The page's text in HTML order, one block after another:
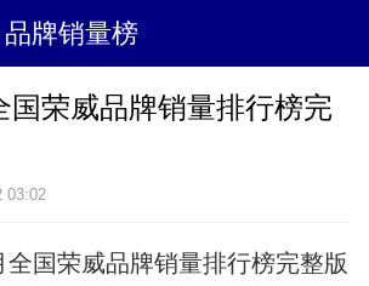
品牌销量榜
国荣威品牌销量排行榜完
03:02
全国荣威品牌销量排行榜完整版